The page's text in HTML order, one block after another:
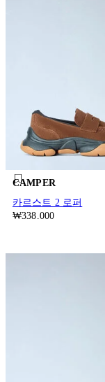
CAMPER
카르스트 2 로퍼
₩338.000